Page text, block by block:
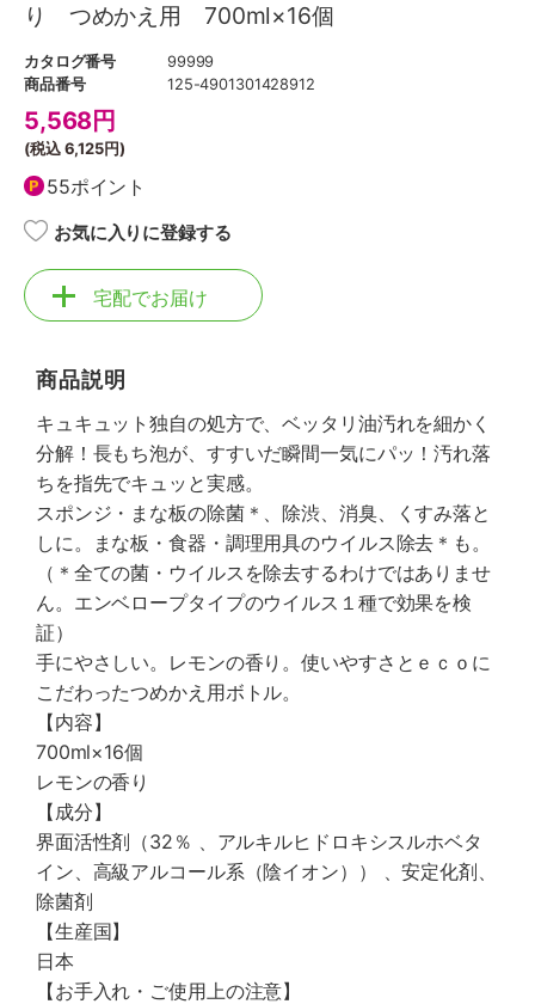
り つめかえ用 700ml×16個
カタログ番号
99999
商品番号
125-4901301428912
5,568円
(税込6,125円)
55ポイント
お気に入りに登録する
宅配でお届け
商品説明
キュキュット独自の処方で、ベッタリ油汚れを細かく
分解！長もち泡が、すすいだ瞬間一気にパッ！汚れ落
ちを指先でキュッと実感。
スポンジ・まな板の除菌＊、除渋、消臭、くすみ落と
しに。まな板・食器・調理用具のウイルス除去＊も。
（＊全ての菌・ウイルスを除去するわけではありませ
ん。エンベロープタイプのウイルス１種で効果を検
証）
手にやさしい。レモンの香り。使いやすさとｅｃｏに
こだわったつめかえ用ボトル。
【内容】
700ml×16個
レモンの香り
【成分】
界面活性剤（32％ 、アルキルヒドロキシスルホベタ
イン、高級アルコール系（陰イオン）） 、安定化剤、
除菌剤
【生産国】
日本
【お手入れ・ご使用上の注意】